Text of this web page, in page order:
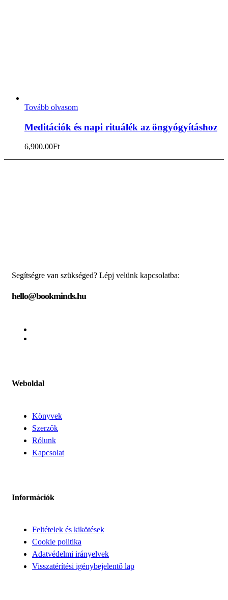
Tovább olvasom
Meditációk és napi rituálék az öngyógyításhoz
6,900.00Ft
Segítségre van szükséged? Lépj velünk kapcsolatba:
hello@bookminds.hu
Weboldal
Könyvek
Szerzők
Rólunk
Kapcsolat
Információk
Feltételek és kikötések
Cookie politika
Adatvédelmi irányelvek
Visszatérítési igénybejelentő lap